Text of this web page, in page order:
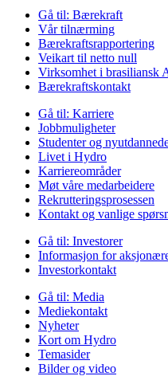
Gå til: Bærekraft
Vår tilnærming
Bærekraftsrapportering
Veikart til netto null
Virksomhet i brasiliansk
Bærekraftskontakt
Gå til: Karriere
Jobbmuligheter
Studenter og
Livet i Hydro
Karriereområder
Møt våre medarbeidere
Rekrutteringsprosessen
Kontakt og vanlige
Gå til: Investorer
Informasjon for
Investorkontakt
Gå til: Media
Mediekontakt
Nyheter
Kort om Hydro
Temasider
Bilder og video